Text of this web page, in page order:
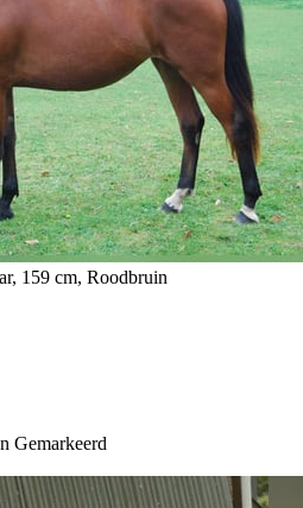
159 cm, Roodbruin
Gemarkeerd